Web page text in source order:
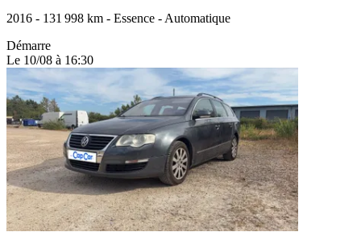
2016 - 131 998 km - Essence - Automatique
Démarre
Le 10/08 à 16:30